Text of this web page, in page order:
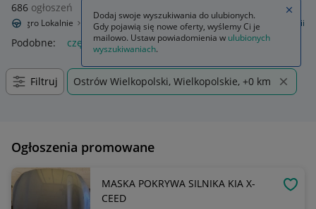
686 ogłoszeń
Allegro Lokalnie Motoryzacja Części samochodowe Części karoserii
Podobne: części karoserii
Filtruj Ostrów Wielkopolski, Wielkopolskie, +0 km
Ogłoszenia promowane
MASKA POKRYWA SILNIKA KIA X-
CEED
Dodaj swoje wyszukiwania do ulubionych.
Gdy pojawią się nowe oferty, wyślemy Ci je
mailowo. Ustaw powiadomienia w ulubionych
wyszukiwaniach.